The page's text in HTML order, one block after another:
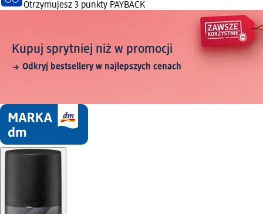
Otrzymujesz 3 punkty PAYBACK
Kupuj sprytniej niż w promocji
Odkryj bestsellery w najlepszych cenach